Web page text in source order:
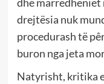
drejtësia nuk
procedurash të
buron nga jeta
Natyrisht, kritika